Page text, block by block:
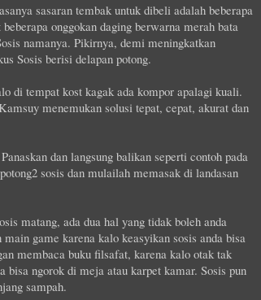
sasaran tembak untuk dibeli adalah beberapa
onggokan daging berwarna merah bata
namanya. Pikirnya, demi meningkatkan
Sosis berisi delapan potong.
di tempat kost kagak ada kompor apalagi kuali.
menemukan solusi tepat, cepat, akurat dan
dan langsung balikan seperti contoh pada
sosis dan mulailah memasak di landasan
matang, ada dua hal yang tidak boleh anda
game karena kalo keasyikan sosis anda bisa
membaca buku filsafat, karena kalo otak tak
bisa ngorok di meja atau karpet kamar. Sosis pun
sampah.